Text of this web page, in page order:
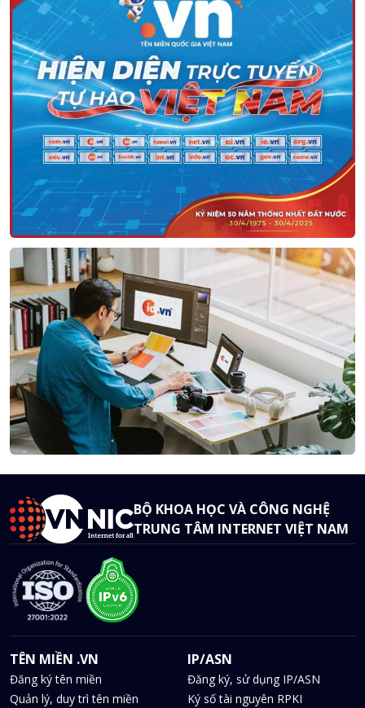
BỘ KHOA HỌC VÀ CÔNG NGHỆ
TRUNG TÂM INTERNET VIỆT NAM
TÊN MIỀN .VN
Đăng ký tên miền
Quản lý, duy trì tên miền
IP/ASN
Đăng ký, sử dụng IP/ASN
Ký số tài nguyên RPKI